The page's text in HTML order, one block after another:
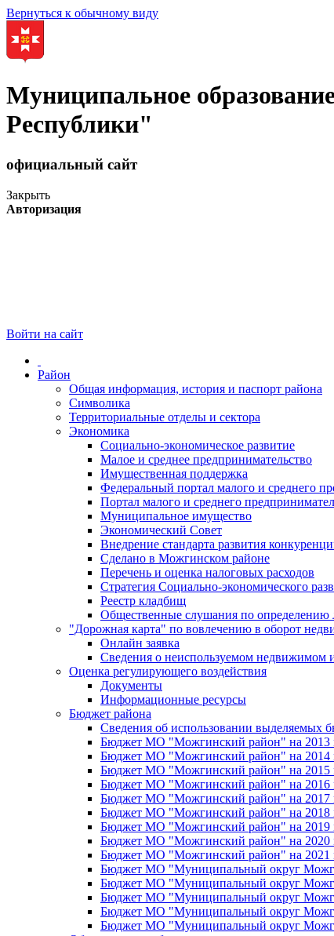
Вернуться к обычному виду
Муниципальное
Республики"
официальный сайт
Закрыть
Авторизация
Войти на сайт
Район
Общая информация, история и паспорт района
Символика
Территориальные отделы и сектора
Экономика
Социально-экономическое развитие
Малое и среднее предпринимательство
Имущественная поддержка
Федеральный портал малого и среднего
Портал малого и среднего
Муниципальное имущество
Экономический Совет
Внедрение стандарта развития
Сделано в Можгинском районе
Перечень и оценка налоговых расходов
Стратегия Социально-экономического
Реестр кладбищ
Общественные слушания по определению
"Дорожная карта" по вовлечению в оборот
Онлайн заявка
Сведения о неиспользуемом недвижимом
Оценка регулирующего воздействия
Документы
Информационные ресурсы
Бюджет района
Сведения об использовании выделяемых
Бюджет МО "Можгинский район" на 2013
Бюджет МО "Можгинский район" на 2014
Бюджет МО "Можгинский район" на 2015
Бюджет МО "Можгинский район" на 2016
Бюджет МО "Можгинский район" на 2017
Бюджет МО "Можгинский район" на 2018
Бюджет МО "Можгинский район" на 2019
Бюджет МО "Можгинский район" на 2020
Бюджет МО "Можгинский район" на 2021
Бюджет МО "Муниципальный округ
Бюджет МО "Муниципальный округ
Бюджет МО "Муниципальный округ
Бюджет МО "Муниципальный округ
Бюджет МО "Муниципальный округ